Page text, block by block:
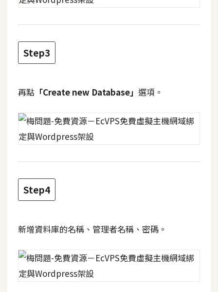
o
e
r
伺
服
器
設
定
源
免
費
免
費
版
Step3
再點 「Create new Database」 選項。
Step4
新增資料庫的名稱、管理者名稱、密碼。